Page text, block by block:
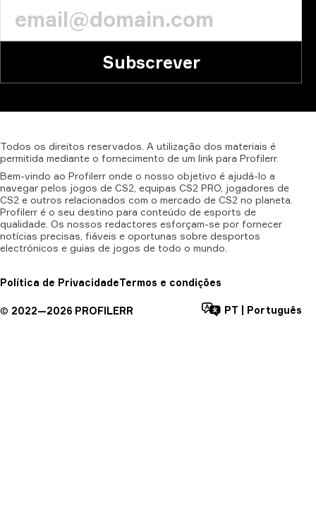
Subscrever
Todos os direitos reservados. A utilização dos materiais é
permitida mediante o fornecimento de um link para Profilerr.
Bem-vindo ao Profilerr onde o nosso objetivo é ajudá-lo a
navegar pelos jogos de CS2, equipas CS2 PRO, jogadores de
CS2 e outros relacionados com o mercado de CS2 no planeta.
Profilerr é o seu destino para conteúdo de esports de
qualidade. Os nossos redactores esforçam-se por fornecer
notícias precisas, fiáveis e oportunas sobre desportos
electrónicos e guias de jogos de todo o mundo.
Política de PrivacidadeTermos e condições
© 2022—2026 PROFILERR PT Português